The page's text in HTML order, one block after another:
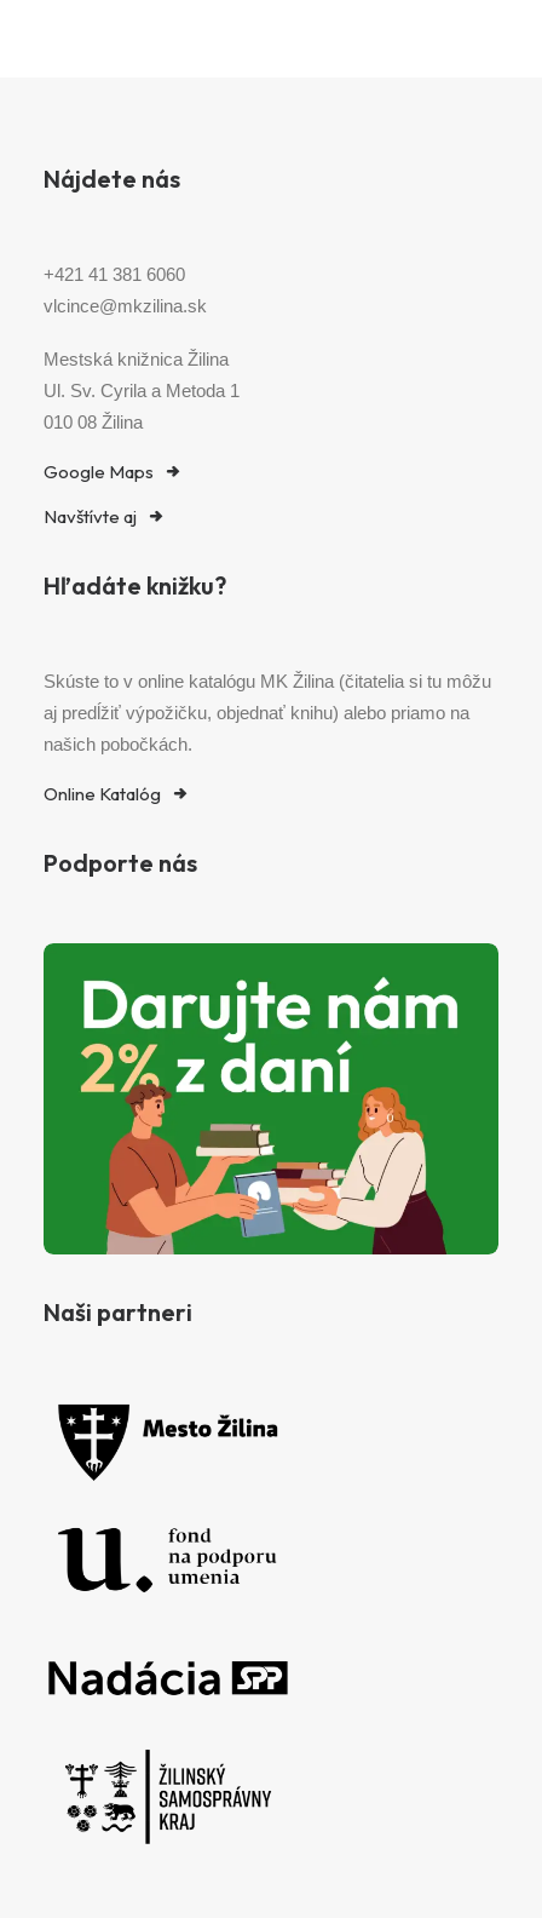
Nájdete nás
+421 41 381 6060
vlcince@mkzilina.sk
Mestská knižnica Žilina
Ul. Sv. Cyrila a Metoda 1
010 08 Žilina
Google Maps
Navštívte aj
Hľadáte knižku?
Skúste to v online katalógu MK Žilina (čitatelia si tu môžu
aj predĺžiť výpožičku, objednať knihu) alebo priamo na
našich pobočkách.
Online Katalóg
Podporte nás
Naši partneri